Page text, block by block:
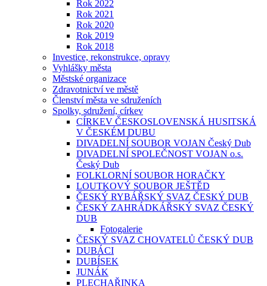
Rok 2022
Rok 2021
Rok 2020
Rok 2019
Rok 2018
Investice, rekonstrukce, opravy
Vyhlášky města
Městské organizace
Zdravotnictví ve městě
Členství města ve sdruženích
Spolky, sdružení, církev
CÍRKEV ČESKOSLOVENSKÁ HUSITSKÁ
V ČESKÉM DUBU
DIVADELNÍ SOUBOR VOJAN Český Dub
DIVADELNÍ SPOLEČNOST VOJAN o.s.
Český Dub
FOLKLORNÍ SOUBOR HORAČKY
LOUTKOVÝ SOUBOR JEŠTĚD
ČESKÝ RYBÁŘSKÝ SVAZ ČESKÝ DUB
ČESKÝ ZAHRÁDKÁŘSKÝ SVAZ ČESKÝ
DUB
Fotogalerie
ČESKÝ SVAZ CHOVATELŮ ČESKÝ DUB
DUBÁCI
DUBÍSEK
JUNÁK
PLECHAŘINKA